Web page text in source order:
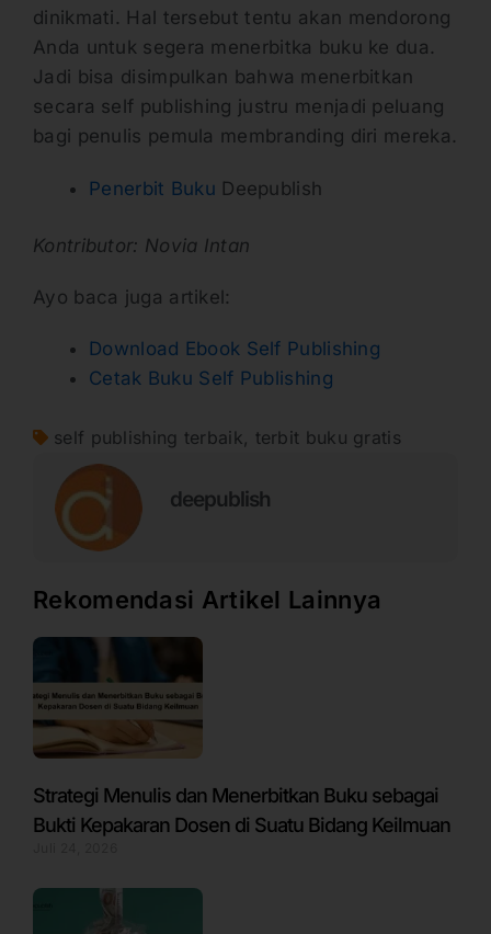
dinikmati. Hal tersebut tentu akan mendorong
Anda untuk segera menerbitka buku ke dua.
Jadi bisa disimpulkan bahwa menerbitkan
secara self publishing justru menjadi peluang
bagi penulis pemula membranding diri mereka.
Penerbit Buku Deepublish
Kontributor: Novia Intan
Ayo baca juga artikel:
Download Ebook Self Publishing
Cetak Buku Self Publishing
self publishing terbaik terbit buku gratis
deepublish
Rekomendasi Artikel Lainnya
Strategi Menulis dan Menerbitkan Buku sebagai
Bukti Kepakaran Dosen di Suatu Bidang Keilmuan